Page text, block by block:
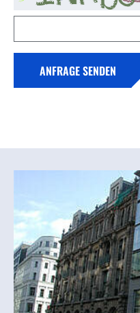
ANFRAGE SENDEN